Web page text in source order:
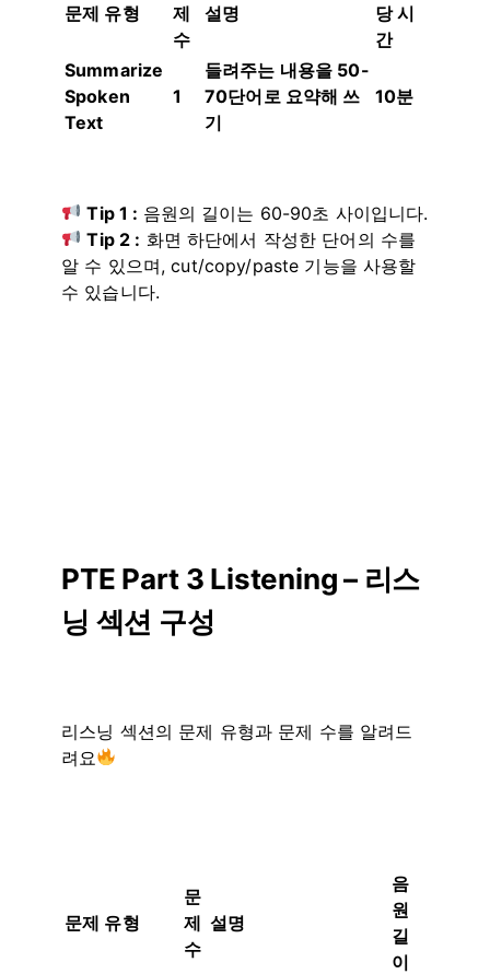
문제 유형
제
수
설명
당 시
간
Summarize
Spoken
Text
1
들려주는 내용을 50-
70단어로 요약해 쓰
기
10분
Tip 1 : 음원의 길이는 60-90초 사이입니다.
Tip 2 : 화면 하단에서 작성한 단어의 수를
알 수 있으며, cut/copy/paste 기능을 사용할
수 있습니다.
PTE Part 3 Listening – 리스
닝 섹션 구성
리스닝 섹션의 문제 유형과 문제 수를 알려드
려요
문제 유형
문
제
수
설명
음
원
길
이